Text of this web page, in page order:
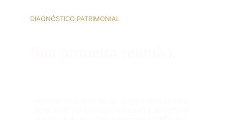
DIAGNÓSTICO PATRIMONIAL